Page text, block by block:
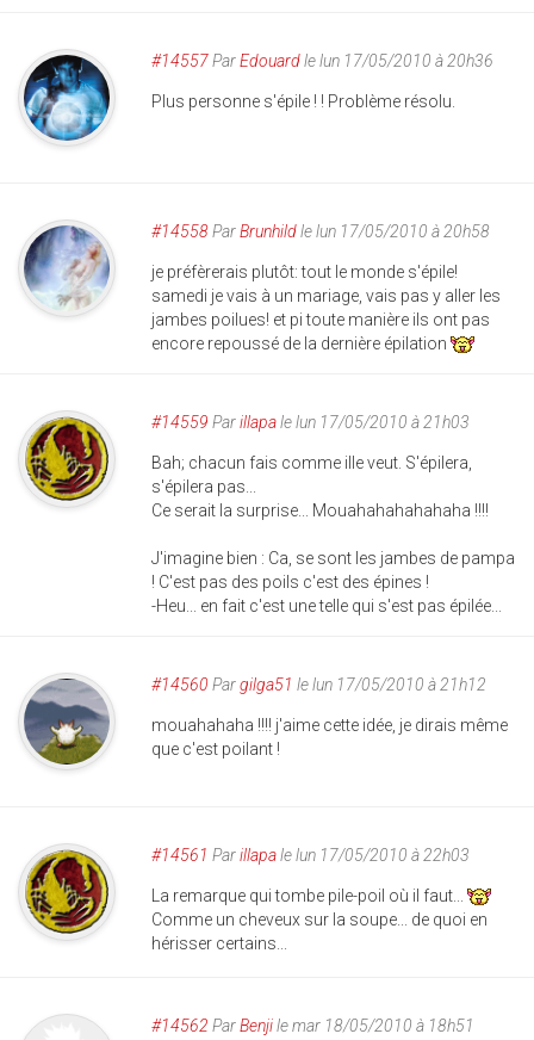
#14557ParEdouardle lun 17/05/2010 à 20h36
Plus personne s'épile ! ! Problème résolu.
#14558ParBrunhildle lun 17/05/2010 à 20h58
je préfèrerais plutôt: tout le monde s'épile!
samedi je vais à un mariage, vais pas y aller les
jambes poilues! et pi toute manière ils ont pas
encore repoussé de la dernière épilation
#14559 Parillapale lun 17/05/2010 à 21h03
Bah; chacun fais comme ille veut. S'épilera,
s'épilera pas...
Ce serait la surprise... Mouahahahahahaha !!!!
J'imagine bien : Ca, se sont les jambes de pampa
! C'est pas des poils c'est des épines !
-Heu... en fait c'est une telle qui s'est pas épilée...
#14560 Pargilga51 le lun 17/05/2010 à 21h12
mouahahaha !!!! j'aime cette idée, je dirais même
que c'est poilant !
#14561 Parillapale lun 17/05/2010 à 22h03
La remarque qui tombe pile-poil où il faut...
Comme un cheveux sur la soupe... de quoi en
hérisser certains...
#14562 ParBenjile mar 18/05/2010 à 18h51